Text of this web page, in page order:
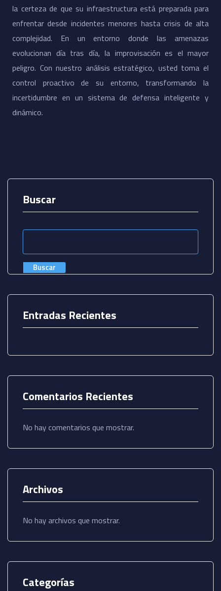
la certeza de que su infraestructura está preparada para
enfrentar desde incidentes menores hasta crisis de alta
complejidad. En un entorno donde las amenazas
evolucionan día tras día, la improvisación es el mayor
peligro. Con nuestro análisis estratégico, usted toma el
control proactivo de su entorno, transformando la
incertidumbre en un sistema de defensa inteligente y
dinámico.
Buscar
Buscar
Entradas Recientes
Comentarios Recientes
No hay comentarios que mostrar.
Archivos
No hay archivos que mostrar.
Categorías